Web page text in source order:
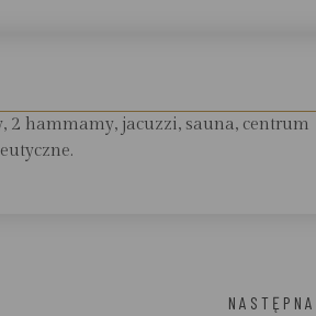
2 hammamy, jacuzzi, sauna, centrum
NASTĘPNA